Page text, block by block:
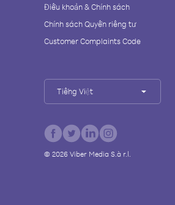
Điều khoản & Chính sách
Chính sách Quyền riêng tư
Customer Complaints Code
Tiếng Việt
© 2026Viber Media S.à r.l.